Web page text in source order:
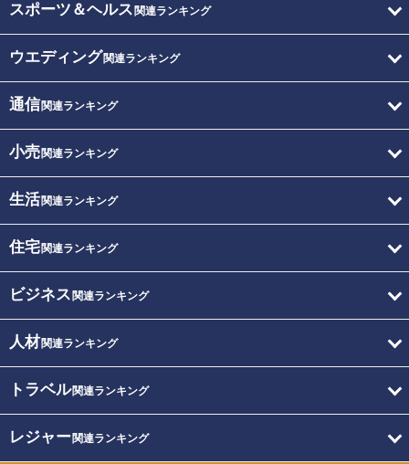
スポーツ＆ヘルス 関連ランキング
ウエディング関連ランキング
通信関連ランキング
小売関連ランキング
生活関連ランキング
住宅関連ランキング
ビジネス 関連ランキング
人材関連ランキング
トラベル関連ランキング
レジャー関連ランキング